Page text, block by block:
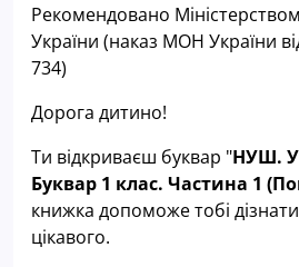
Рекомендовано Міністерством
України (наказ МОН України
734)
Дорога дитино!
Ти відкриваєш буквар "НУШ.
Буквар 1 клас. Частина 1
книжка допоможе тобі
цікавого.